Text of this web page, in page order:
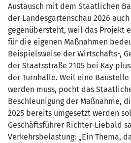
Austausch mit dem Staatlichen
der Landesgartenschau 2026
gegenübersteht, weil das Projekt
für die eigenen Maßnahmen
Beispielsweise der Wirtschafts-,
der Staatsstraße 2105 bei Kay
der Turnhalle. Weil eine Baustelle
werden muss, pocht das
Beschleunigung der Maßnahme,
2025 bereits umgesetzt werden
Geschäftsführer Richter-Liebald
Verkehrsbelastung: „Ein Thema,